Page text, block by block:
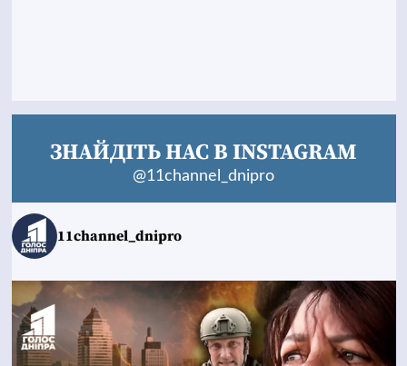
ЗНАЙДІТЬ НАС В INSTAGRAM
@11channel_dnipro
11channel_dnipro